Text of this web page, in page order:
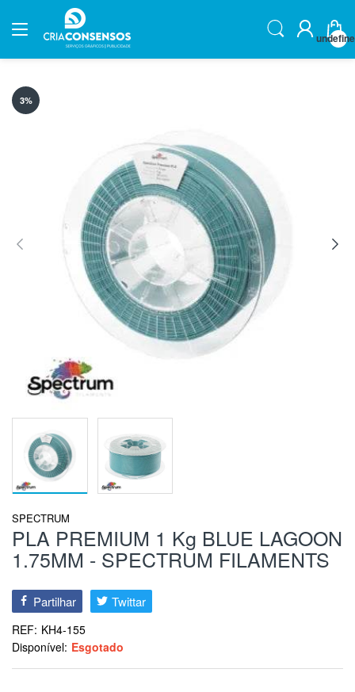
3%
SPECTRUM
PLA PREMIUM 1 Kg BLUE LAGOON
1.75MM - SPECTRUM FILAMENTS
Partilhar Twittar
REF: KH4-155
Disponível: Esgotado